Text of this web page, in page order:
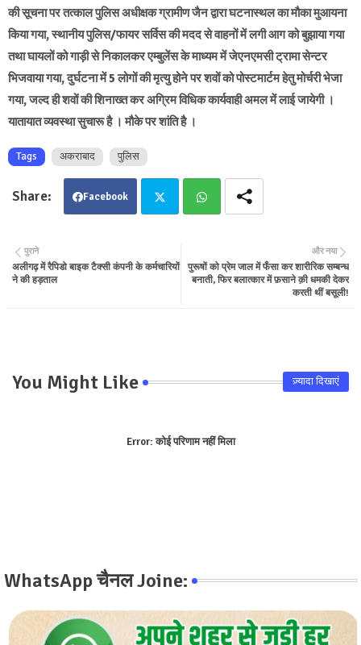
की सूचना पर तत्काल पुलिस अधीक्षक ग्रामीण जैन द्वारा घटनास्थल का मौका मुआयना
किया गया, स्थानीय पुलिस/फायर सर्विस की मदद से वाहनों में लगी आग को बुझाया गया
तथा घायलों को गाड़ी से निकालकर एम्बुलेंस के माध्यम में जेएनएमसी ट्रामा सेन्टर
भिजवाया गया, दुर्घटना में 5 लोगों की मृत्यु होने पर शवों को पोस्टमार्टम हेतु मोर्चरी भेजा
गया, जल्द ही शवों की शिनाख्त कर अग्रिम विधिक कार्यवाही अमल में लाई जायेगी ।
यातायात व्यवस्था सुचारू है । मौके पर शांति है ।
Tags अकराबाद पुलिस
Facebook
ter tsa
और नया
पुरूषों को प्रेम जाल में फँसा कर शारीरिक सम्बन्ध
बनाती, फिर बलात्कार में फ़साने क़ी धमकी देकर
करती थीं बसूली!
पुराने
अलीगढ़ में रैपिडो बाइक टैक्सी कंपनी के कर्मचारियों
ने की हड़ताल
You Might Like ज़्यादा दिखाएं
Error:कोई परिणाम नहीं मिला
WhatsApp चैनल Joine: